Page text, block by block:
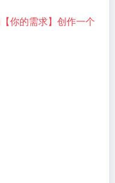
你的需求】创作一个